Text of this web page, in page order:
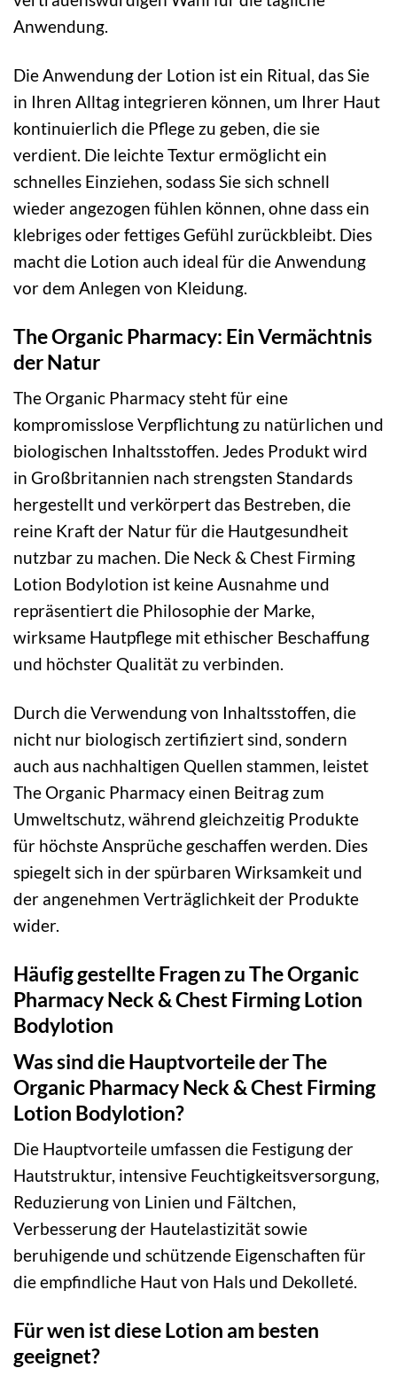
Anwendung.
Die Anwendung der Lotion ist ein Ritual, das Sie
in Ihren Alltag integrieren können, um Ihrer Haut
kontinuierlich die Pflege zu geben, die sie
verdient. Die leichte Textur ermöglicht ein
schnelles Einziehen, sodass Sie sich schnell
wieder angezogen fühlen können, ohne dass ein
klebriges oder fettiges Gefühl zurückbleibt. Dies
macht die Lotion auch ideal für die Anwendung
vor dem Anlegen von Kleidung.
The Organic Pharmacy: Ein Vermächtnis
der Natur
The Organic Pharmacy steht für eine
kompromisslose Verpflichtung zu natürlichen und
biologischen Inhaltsstoffen. Jedes Produkt wird
in Großbritannien nach strengsten Standards
hergestellt und verkörpert das Bestreben, die
reine Kraft der Natur für die Hautgesundheit
nutzbar zu machen. Die Neck & Chest Firming
Lotion Bodylotion ist keine Ausnahme und
repräsentiert die Philosophie der Marke,
wirksame Hautpflege mit ethischer Beschaffung
und höchster Qualität zu verbinden.
Durch die Verwendung von Inhaltsstoffen, die
nicht nur biologisch zertifiziert sind, sondern
auch aus nachhaltigen Quellen stammen, leistet
The Organic Pharmacy einen Beitrag zum
Umweltschutz, während gleichzeitig Produkte
für höchste Ansprüche geschaffen werden. Dies
spiegelt sich in der spürbaren Wirksamkeit und
der angenehmen Verträglichkeit der Produkte
wider.
Häufig gestellte Fragen zu The Organic
Pharmacy Neck & Chest Firming Lotion
Bodylotion
Was sind die Hauptvorteile der The
Organic Pharmacy Neck & Chest Firming
Lotion Bodylotion?
Die Hauptvorteile umfassen die Festigung der
Hautstruktur, intensive Feuchtigkeitsversorgung,
Reduzierung von Linien und Fältchen,
Verbesserung der Hautelastizität sowie
beruhigende und schützende Eigenschaften für
die empfindliche Haut von Hals und Dekolleté.
Für wen ist diese Lotion am besten
geeignet?